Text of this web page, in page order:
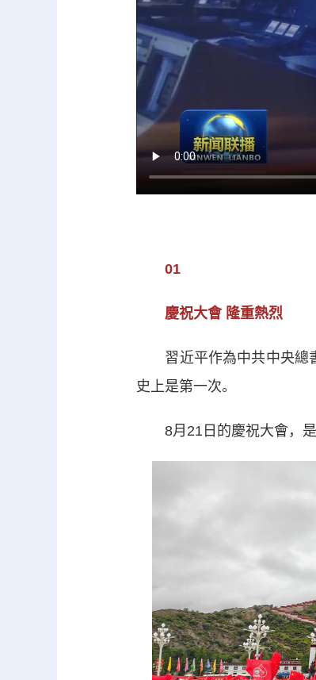
01
慶祝大會 隆重熱烈
習近平作為中共中央總書
史上是第一次。
8月21日的慶祝大會，是